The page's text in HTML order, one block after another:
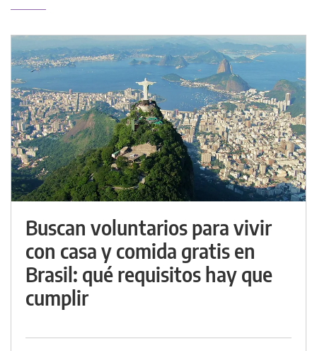
Buscan voluntarios para vivir
con casa y comida gratis en
Brasil: qué requisitos hay que
cumplir